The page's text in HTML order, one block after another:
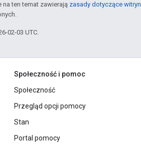
ten temat zawierają zasady dotyczące
02-03 UTC.
Społeczność i pomoc
Społeczność
Przegląd opcji pomocy
Stan
Portal pomocy